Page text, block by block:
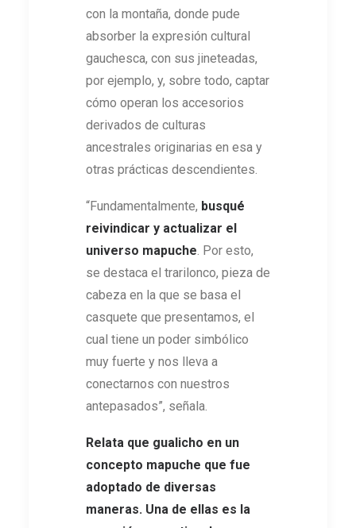
con la montaña, donde pude
absorber la expresión cultural
gauchesca, con sus jineteadas,
por ejemplo, y, sobre todo, captar
cómo operan los accesorios
derivados de culturas
ancestrales originarias en esa y
otras prácticas descendientes.
“Fundamentalmente, busqué
reivindicar y actualizar el
universo mapuche . Por esto,
se destaca el trarilonco, pieza de
cabeza en la que se basa el
casquete que presentamos, el
cual tiene un poder simbólico
muy fuerte y nos lleva a
conectarnos con nuestros
antepasados”, señala.
Relata que gualicho en un
concepto mapuche que fue
adoptado de diversas
maneras. Una de ellas es la